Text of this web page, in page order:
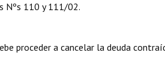
Nºs 110 y 111/02.
proceder a cancelar la deuda